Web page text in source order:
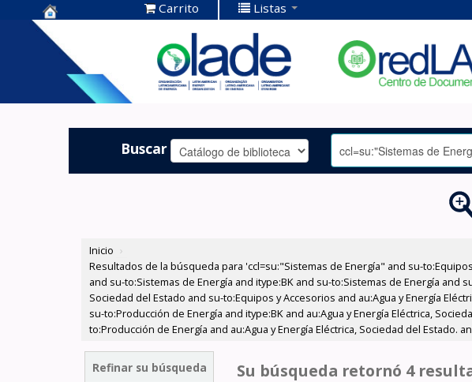
Centro de
Documentación
OLADE -
Carrito Listas
Buscar
Inicio ›
Resultados de la búsqueda para 'ccl=su:"Sistemas de Energía" and su-
and su-to:Sistemas de Energía and itype:BK and su-to:Sistemas de Energía and
Sociedad del Estado and su-to:Equipos y Accesorios and au:Agua y Energía
su-to:Producción de Energía and itype:BK and au:Agua y Energía Eléctrica,
to:Producción de Energía and au:Agua y Energía Eléctrica, Sociedad del Estado.
Refinar su búsqueda Su búsqueda retornó 4